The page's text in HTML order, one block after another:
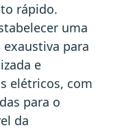
rápido.
uma
para
e
elétricos, com
para o
da